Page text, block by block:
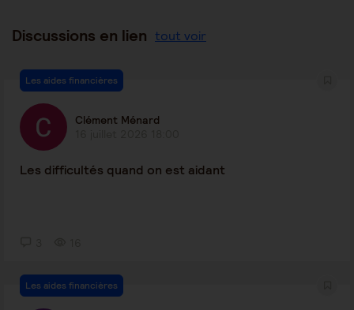
Discussions en lien tout voir
Les aides financières
Clément Ménard
Les difficultés quand on est aidant
Les aides financières